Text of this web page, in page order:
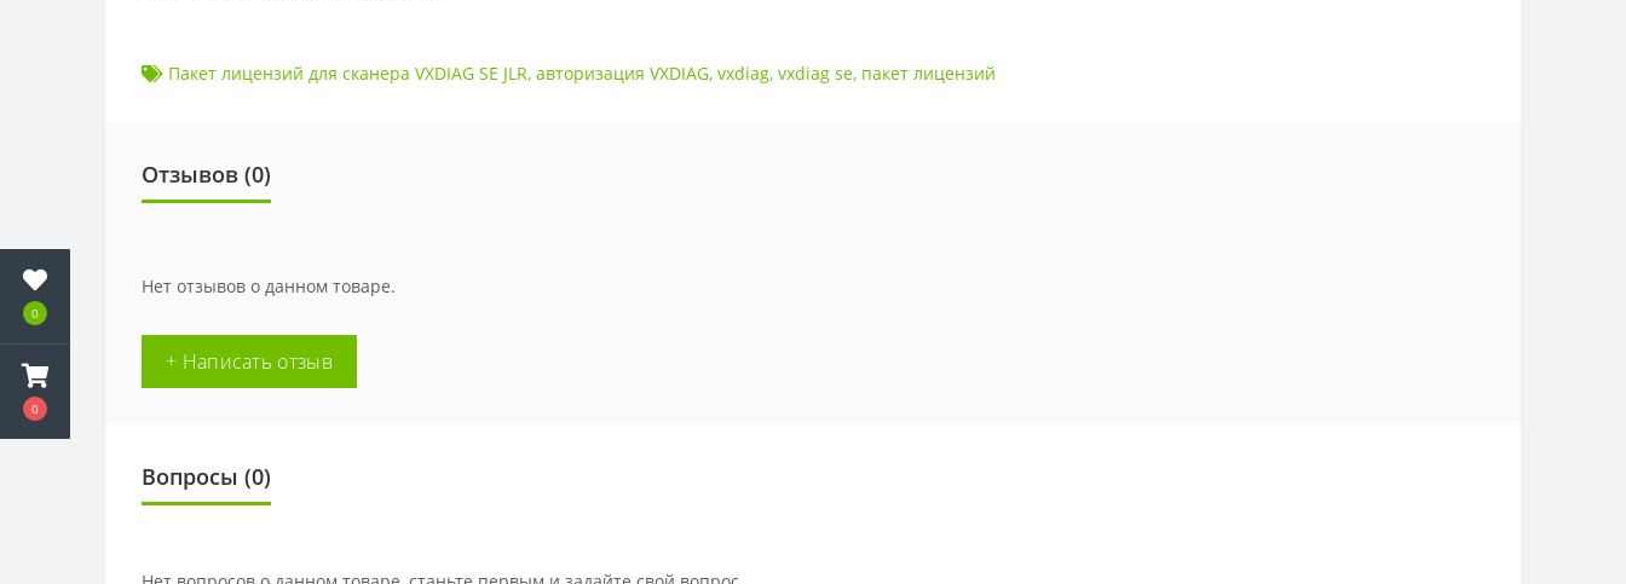
0
0
Пакет лицензий для сканера VXDIAG SE JLR, авторизация VXDIAG, vxdiag, vxdiag se, пакет лицензий
Отзывов (0)
Нет отзывов о данном товаре.
+ Написать отзыв
Вопросы (0)